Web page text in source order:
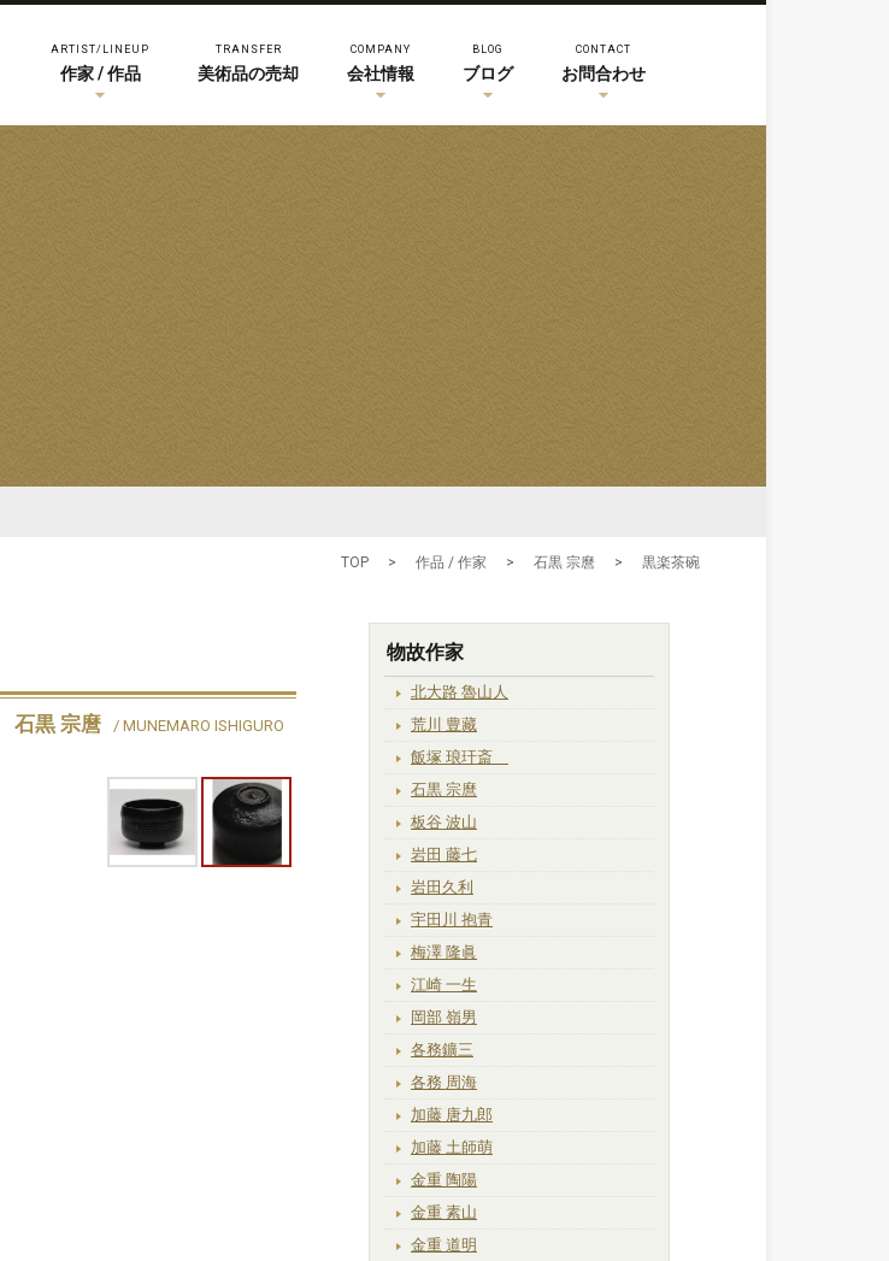
ARTIST/LINEUP
作家 / 作品
TRANSFER
美術品の売却
COMPANY
会社情報
BLOG
ブログ
CONTACT
お問合わせ
TOP > 作品 / 作家 > 石黒 宗麿 > 黒楽茶碗
石黒 宗麿 / MUNEMARO ISHIGURO
物故作家
北大路 魯山人
荒川 豊藏
飯塚 琅玕斎
石黒 宗麿
板谷 波山
岩田 藤七
岩田久利
宇田川 抱青
梅澤 隆眞
江崎 一生
岡部 嶺男
各務鑛三
各務 周海
加藤 唐九郎
加藤 土師萌
金重 陶陽
金重 素山
金重 道明